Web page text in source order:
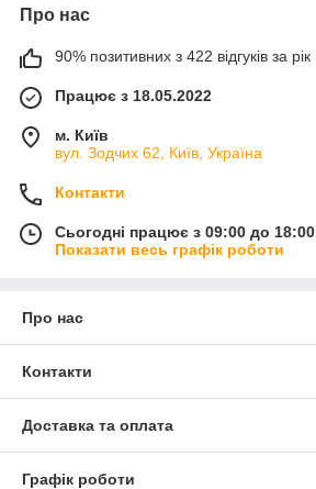
Про нас
90% позитивних з 422 відгуків за рік
Працює з 18.05.2022
м. Київ
вул. Зодчих 62, Київ, Україна
Контакти
Сьогодні працює з 09:00 до 18:00
Показати весь графік роботи
Про нас
Контакти
Доставка та оплата
Графік роботи